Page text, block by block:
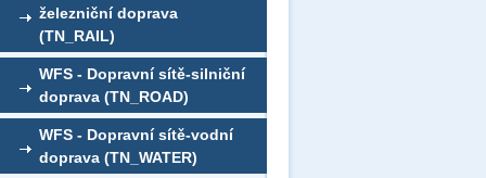
železniční doprava
(TN_RAIL)
WFS - Dopravní sítě-silniční
doprava (TN_ROAD)
WFS - Dopravní sítě-vodní
doprava (TN_WATER)